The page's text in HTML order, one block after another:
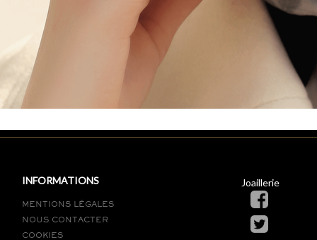
INFORMATIONS
MENTIONS LÉGALES
NOUS CONTACTER
COOKIES
Joaillerie